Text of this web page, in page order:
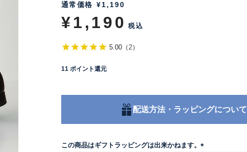
通常価格 ¥1,190
¥1,190 税込
5.00 （2）
11 ポイント還元
配送方法・ラッピングについて
この商品はギフトラッピングは出来かねます。